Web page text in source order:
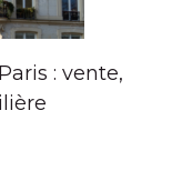
: vente,